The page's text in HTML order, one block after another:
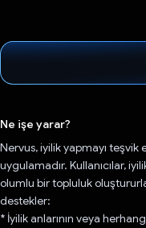
Ne işe yarar?
Nervus, iyilik yapmayı
uygulamadır. Kullanıcılar,
olumlu bir topluluk
destekler:
* İyilik anlarının veya